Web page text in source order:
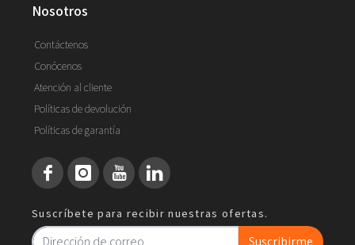
nosotros
Contáctenos
Conócenos
Atención al cliente
Políticas de devolución
Políticas de garantía
Suscríbete para recibir nuestras ofertas.
Suscribirme